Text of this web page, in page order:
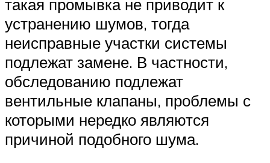
такая промывка не приводит к
устранению шумов, тогда
неисправные участки системы
подлежат замене. В частности,
обследованию подлежат
вентильные клапаны, проблемы с
которыми нередко являются
причиной подобного шума.